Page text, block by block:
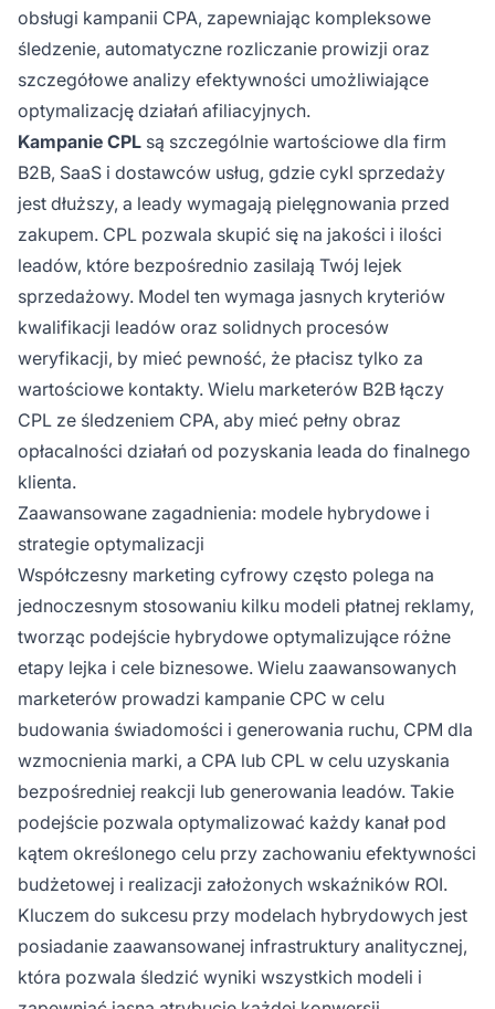
obsługi kampanii CPA, zapewniając kompleksowe
śledzenie, automatyczne rozliczanie prowizji oraz
szczegółowe analizy efektywności umożliwiające
optymalizację działań afiliacyjnych.
Kampanie CPL są szczególnie wartościowe dla firm
B2B, SaaS i dostawców usług, gdzie cykl sprzedaży
jest dłuższy, a leady wymagają pielęgnowania przed
zakupem. CPL pozwala skupić się na jakości i ilości
leadów, które bezpośrednio zasilają Twój lejek
sprzedażowy. Model ten wymaga jasnych kryteriów
kwalifikacji leadów oraz solidnych procesów
weryfikacji, by mieć pewność, że płacisz tylko za
wartościowe kontakty. Wielu marketerów B2B łączy
CPL ze śledzeniem CPA, aby mieć pełny obraz
opłacalności działań od pozyskania leada do finalnego
klienta.
Zaawansowane zagadnienia: modele hybrydowe i
strategie optymalizacji
Współczesny marketing cyfrowy często polega na
jednoczesnym stosowaniu kilku modeli płatnej reklamy,
tworząc podejście hybrydowe optymalizujące różne
etapy lejka i cele biznesowe. Wielu zaawansowanych
marketerów prowadzi kampanie CPC w celu
budowania świadomości i generowania ruchu, CPM dla
wzmocnienia marki, a CPA lub CPL w celu uzyskania
bezpośredniej reakcji lub generowania leadów. Takie
podejście pozwala optymalizować każdy kanał pod
kątem określonego celu przy zachowaniu efektywności
budżetowej i realizacji założonych wskaźników ROI.
Kluczem do sukcesu przy modelach hybrydowych jest
posiadanie zaawansowanej infrastruktury analitycznej,
która pozwala śledzić wyniki wszystkich modeli i